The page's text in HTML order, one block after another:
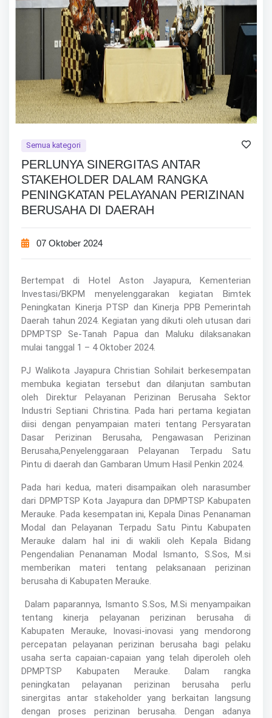
Semua kategori
PERLUNYA SINERGITAS ANTAR
STAKEHOLDER DALAM RANGKA
PENINGKATAN PELAYANAN PERIZINAN
BERUSAHA DI DAERAH
07 Oktober 2024
Bertempat di Hotel Aston Jayapura, Kementerian
Investasi/BKPM menyelenggarakan kegiatan Bimtek
Peningkatan Kinerja PTSP dan Kinerja PPB Pemerintah
Daerah tahun 2024. Kegiatan yang dikuti oleh utusan dari
DPMPTSP Se-Tanah Papua dan Maluku dilaksanakan
mulai tanggal 1 – 4 Oktober 2024.
PJ Walikota Jayapura Christian Sohilait berkesempatan
membuka kegiatan tersebut dan dilanjutan sambutan
oleh Direktur Pelayanan Perizinan Berusaha Sektor
Industri Septiani Christina. Pada hari pertama kegiatan
diisi dengan penyampaian materi tentang Persyaratan
Dasar Perizinan Berusaha, Pengawasan Perizinan
Berusaha,Penyelenggaraan Pelayanan Terpadu Satu
Pintu di daerah dan Gambaran Umum Hasil Penkin 2024.
Pada hari kedua, materi disampaikan oleh narasumber
dari DPMPTSP Kota Jayapura dan DPMPTSP Kabupaten
Merauke. Pada kesempatan ini, Kepala Dinas Penanaman
Modal dan Pelayanan Terpadu Satu Pintu Kabupaten
Merauke dalam hal ini di wakili oleh Kepala Bidang
Pengendalian Penanaman Modal Ismanto, S.Sos, M.si
memberikan materi tentang pelaksanaan perizinan
berusaha di Kabupaten Merauke.
Dalam paparannya, Ismanto S.Sos, M.Si menyampaikan
tentang kinerja pelayanan perizinan berusaha di
Kabupaten Merauke, Inovasi-inovasi yang mendorong
percepatan pelayanan perizinan berusaha bagi pelaku
usaha serta capaian-capaian yang telah diperoleh oleh
DPMPTSP Kabupaten Merauke. Dalam rangka
peningkatan pelayanan perizinan berusaha perlu
sinergitas antar stakeholder yang berkaitan langsung
dengan proses perizinan berusaha. Dengan adanya